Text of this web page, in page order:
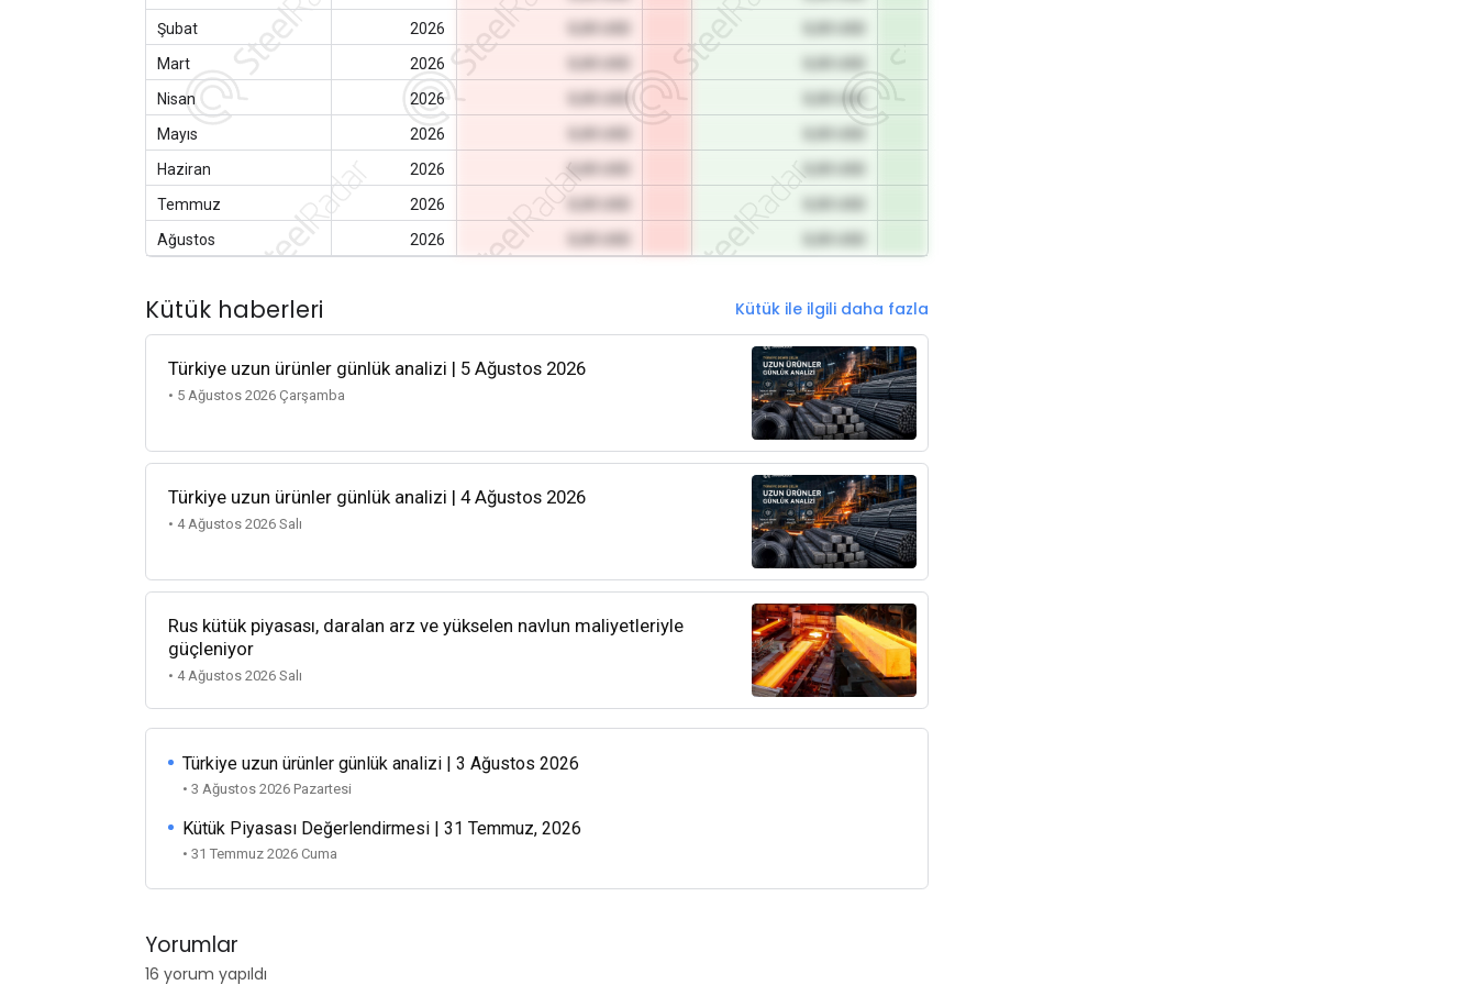
Şubat
2026
Mart
2026
Nisan
2026
0,00 USD
Mayıs
2026
Haziran
2026 0,00 USD
Temmuz
2026
Ağustos
2026
Kütük haberleri Kütük ile ilgili daha fazla
Türkiye uzun ürünler günlük analizi | 5 Ağustos 2026
• 5 Ağustos 2026 Çarşamba
Türkiye uzun ürünler günlük analizi | 4 Ağustos 2026
• 4 Ağustos 2026 Salı
Rus kütük piyasası, daralan arz ve yükselen navlun maliyetleriyle
güçleniyor
• 4 Ağustos 2026 Salı
Türkiye uzun ürünler günlük analizi | 3 Ağustos 2026
• 3 Ağustos 2026 Pazartesi
Kütük Piyasası Değerlendirmesi | 31 Temmuz, 2026
• 31 Temmuz 2026 Cuma
Yorumlar
16 yorum yapıldı